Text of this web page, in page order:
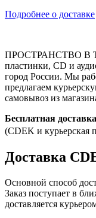
Подробнее о доставке
ПРОСТРАНСТВО В
пластинки, CD и
город России. Мы
предлагаем
самовывоз из
Бесплатная
(CDEK и курьерская
Доставка
Основной способ
Заказ поступает в
доставляется